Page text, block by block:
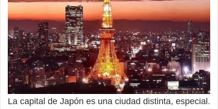
La capital de Japón es una ciudad distinta, especial.